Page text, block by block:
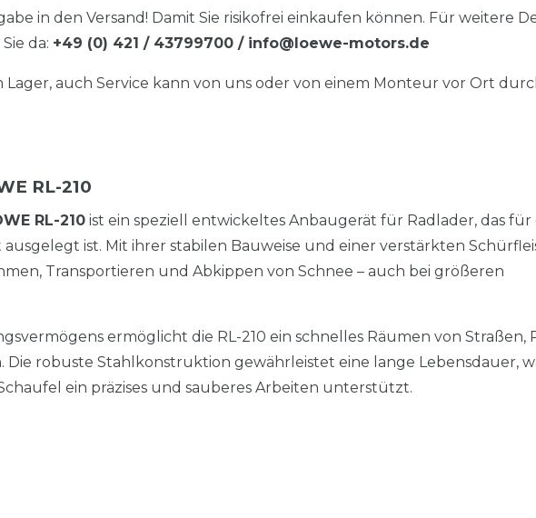
in den Versand! Damit Sie risikofrei einkaufen können. Für weitere
da: +49 (0) 421 / 43799700 / info@loewe-motors.de
Lager, auch Service kann von uns oder von einem Monteur vor Ort
RL-210
RL-210 ist ein speziell entwickeltes Anbaugerät für Radlader, das für
ist. Mit ihrer stabilen Bauweise und einer verstärkten
Transportieren und Abkippen von Schnee – auch bei größeren
ermöglicht die RL-210 ein schnelles Räumen von Straßen,
Die robuste Stahlkonstruktion gewährleistet eine lange Lebensdauer,
ein präzises und sauberes Arbeiten unterstützt.